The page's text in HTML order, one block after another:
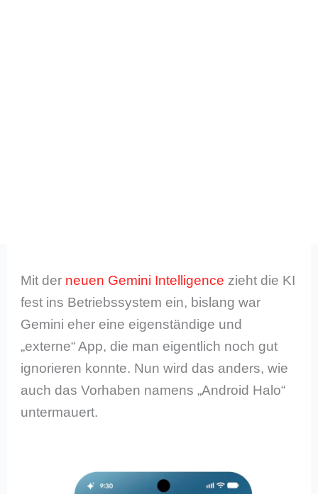
Mit der neuen Gemini Intelligence zieht die KI
fest ins Betriebssystem ein, bislang war
Gemini eher eine eigenständige und
„externe“ App, die man eigentlich noch gut
ignorieren konnte. Nun wird das anders, wie
auch das Vorhaben namens „Android Halo“
untermauert.